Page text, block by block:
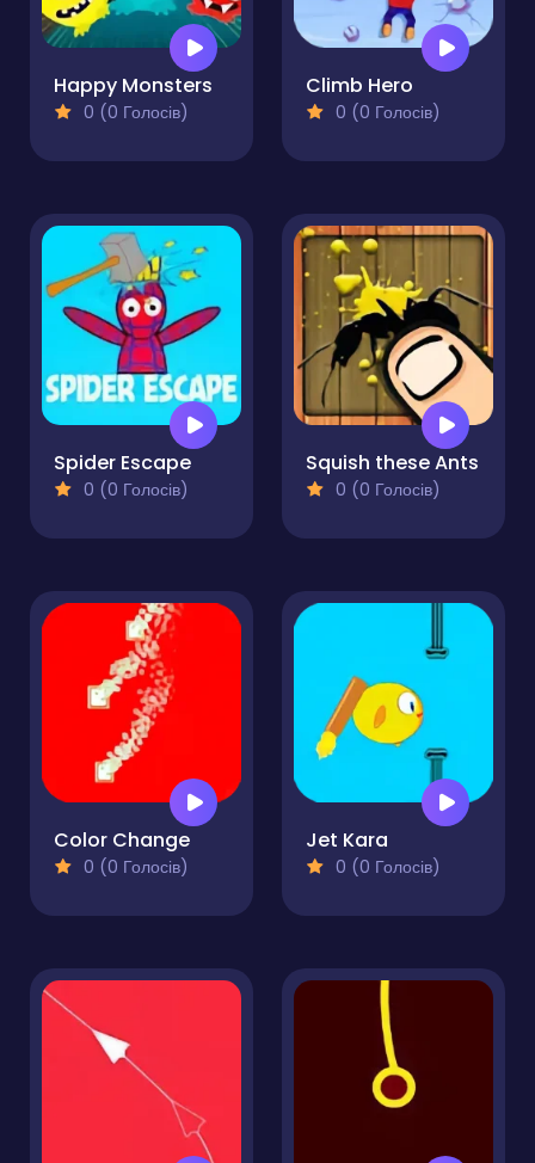
Happy Monsters
0 (0 Голосів)
Climb Hero
0 (0 Голосів)
Spider Escape
0 (0 Голосів)
Squish these Ants
0 (0 Голосів)
Color Change
0 (0 Голосів)
Jet Kara
0 (0 Голосів)